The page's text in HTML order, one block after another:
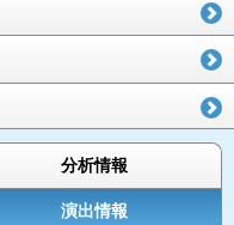
分析情報
演出情報